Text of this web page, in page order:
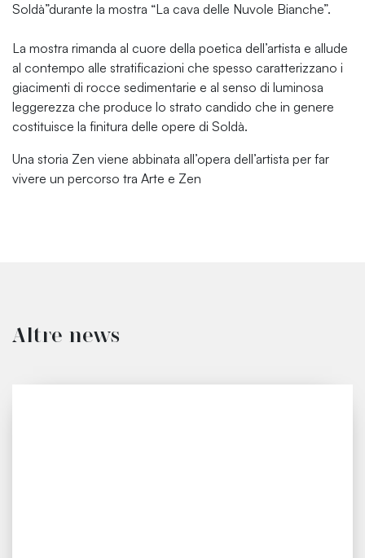
Soldà”durante la mostra “La cava delle Nuvole Bianche”.
La mostra rimanda al cuore della poetica dell’artista e allude
al contempo alle stratificazioni che spesso caratterizzano i
giacimenti di rocce sedimentarie e al senso di luminosa
leggerezza che produce lo strato candido che in genere
costituisce la finitura delle opere di Soldà.
Una storia Zen viene abbinata all’opera dell’artista per far
vivere un percorso tra Arte e Zen
Altre news